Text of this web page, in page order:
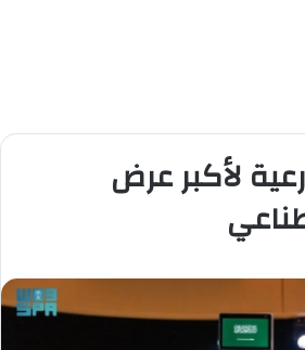
لأكبر عرض